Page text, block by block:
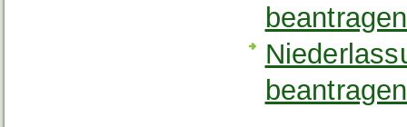
beantragen
beantragen